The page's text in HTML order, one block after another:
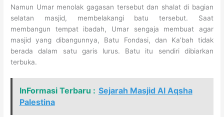
Namun Umar menolak gagasan tersebut dan shalat di bagian
selatan masjid, membelakangi batu tersebut. Saat
membangun tempat ibadah, Umar sengaja membuat agar
masjid yang dibangunnya, Batu Fondasi, dan Ka’bah tidak
berada dalam satu garis lurus. Batu itu sendiri dibiarkan
terbuka.
InFormasi Terbaru : Sejarah Masjid Al Aqsha
Palestina